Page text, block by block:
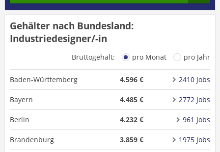
Gehälter nach Bundesland:
Industriedesigner/-in
Bruttogehalt: pro Monat pro Jahr
Baden-Württemberg 4.596 € 2410 Jobs
Bayern 4.485 € 2772 Jobs
Berlin 4.232 € 961 Jobs
Brandenburg 3.859 € 1975 Jobs